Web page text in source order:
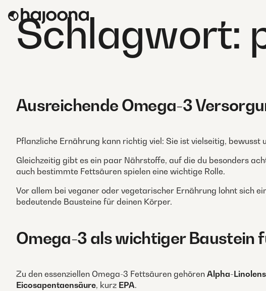
contentSchlagwort:
Ausreichende Omega-3
Pflanzliche Ernährung kann richtig viel: Sie ist vielseitig,
Gleichzeitig gibt es ein paar Nährstoffe, auf die du besonders
auch bestimmte Fettsäuren spielen eine wichtige Rolle.
Vor allem bei veganer oder vegetarischer Ernährung lohnt sich
bedeutende Bausteine für deinen Körper.
Omega-3 als wichtiger Baustein
Zu den essenziellen Omega-3 Fettsäuren gehören Alpha-
Eicosapentaensäure, kurz EPA.